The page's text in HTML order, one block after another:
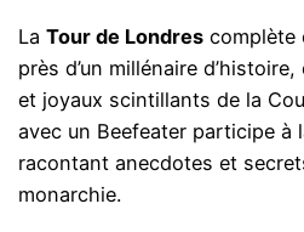
LaTour de Londres complète
près d’un millénaire
et joyaux scintillants de la
avec un Beefeater participe à
racontant anecdotes et
monarchie.